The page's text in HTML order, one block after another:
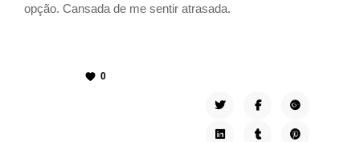
opção.Cansada de me sentir atrasada.
0